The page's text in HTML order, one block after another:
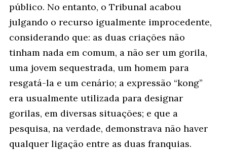
público. No entanto, o Tribunal acabou
julgando o recurso igualmente improcedente,
considerando que: as duas criações não
tinham nada em comum, a não ser um gorila,
uma jovem sequestrada, um homem para
resgatá-la e um cenário; a expressão “kong”
era usualmente utilizada para designar
gorilas, em diversas situações; e que a
pesquisa, na verdade, demonstrava não haver
qualquer ligação entre as duas franquias.